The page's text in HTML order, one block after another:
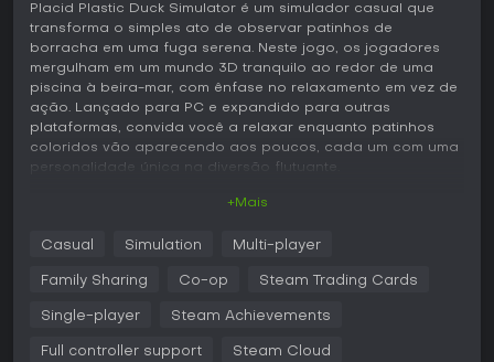
Placid Plastic Duck Simulator é um simulador casual que
transforma o simples ato de observar patinhos de
borracha em uma fuga serena. Neste jogo, os jogadores
mergulham em um mundo 3D tranquilo ao redor de uma
piscina à beira-mar, com ênfase no relaxamento em vez de
ação. Lançado para PC e expandido para outras
plataformas, convida você a relaxar enquanto patinhos
coloridos vão aparecendo aos poucos, cada um com uma
personalidade única na diversão flutuante.
experiência passiva em que você observa os patinhos
surgindo um a um na piscina. Começando com apenas um,
qual com estilos e comportamentos distintos, como flutuar,
patinhos para dar um toque pessoal, adicionando uma leve
+Mais
Casual Simulation Multi-player
Family Sharing Co-op Steam Trading Cards
Single-player Steam Achievements
Full controller support Steam Cloud